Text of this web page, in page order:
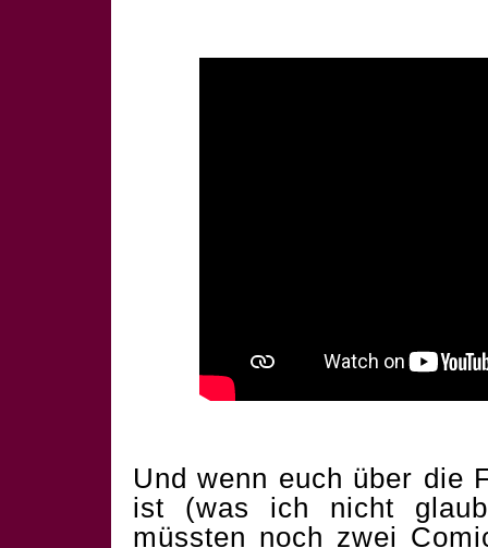
Und wenn euch über die
ist (was ich nicht
müssten noch zwei